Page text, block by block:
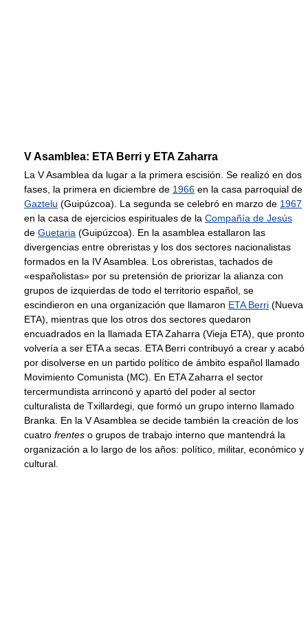
V Asamblea: ETA Berri y ETA Zaharra
La V Asamblea da lugar a la primera escisión. Se realizó en dos
fases, la primera en diciembre de 1966 en la casa parroquial de
Gaztelu (Guipúzcoa). La segunda se celebró en marzo de 1967
en la casa de ejercicios espirituales de la Compañía de Jesús
de Guetaria (Guipúzcoa). En la asamblea estallaron las
divergencias entre obreristas y los dos sectores nacionalistas
formados en la IV Asamblea. Los obreristas, tachados de
«españolistas» por su pretensión de priorizar la alianza con
grupos de izquierdas de todo el territorio español, se
escindieron en una organización que llamaron ETA Berri (Nueva
ETA), mientras que los otros dos sectores quedaron
encuadrados en la llamada ETA Zaharra (Vieja ETA), que pronto
volvería a ser ETA a secas. ETA Berri contribuyó a crear y acabó
por disolverse en un partido político de ámbito español llamado
Movimiento Comunista (MC). En ETA Zaharra el sector
tercermundista arrinconó y apartó del poder al sector
culturalista de Txillardegi, que formó un grupo interno llamado
Branka. En la V Asamblea se decide también la creación de los
cuatro frentes o grupos de trabajo interno que mantendrá la
organización a lo largo de los años: político, militar, económico y
cultural.